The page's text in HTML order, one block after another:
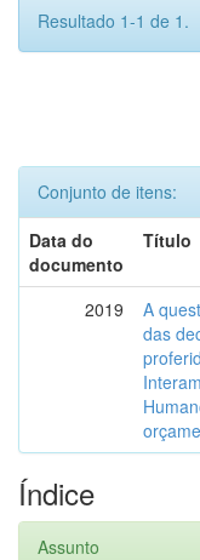
Resultado 1-1 de 1.
Conjunto de itens:
Data do
documento
Título
2019
A
das
Índice
Assunto